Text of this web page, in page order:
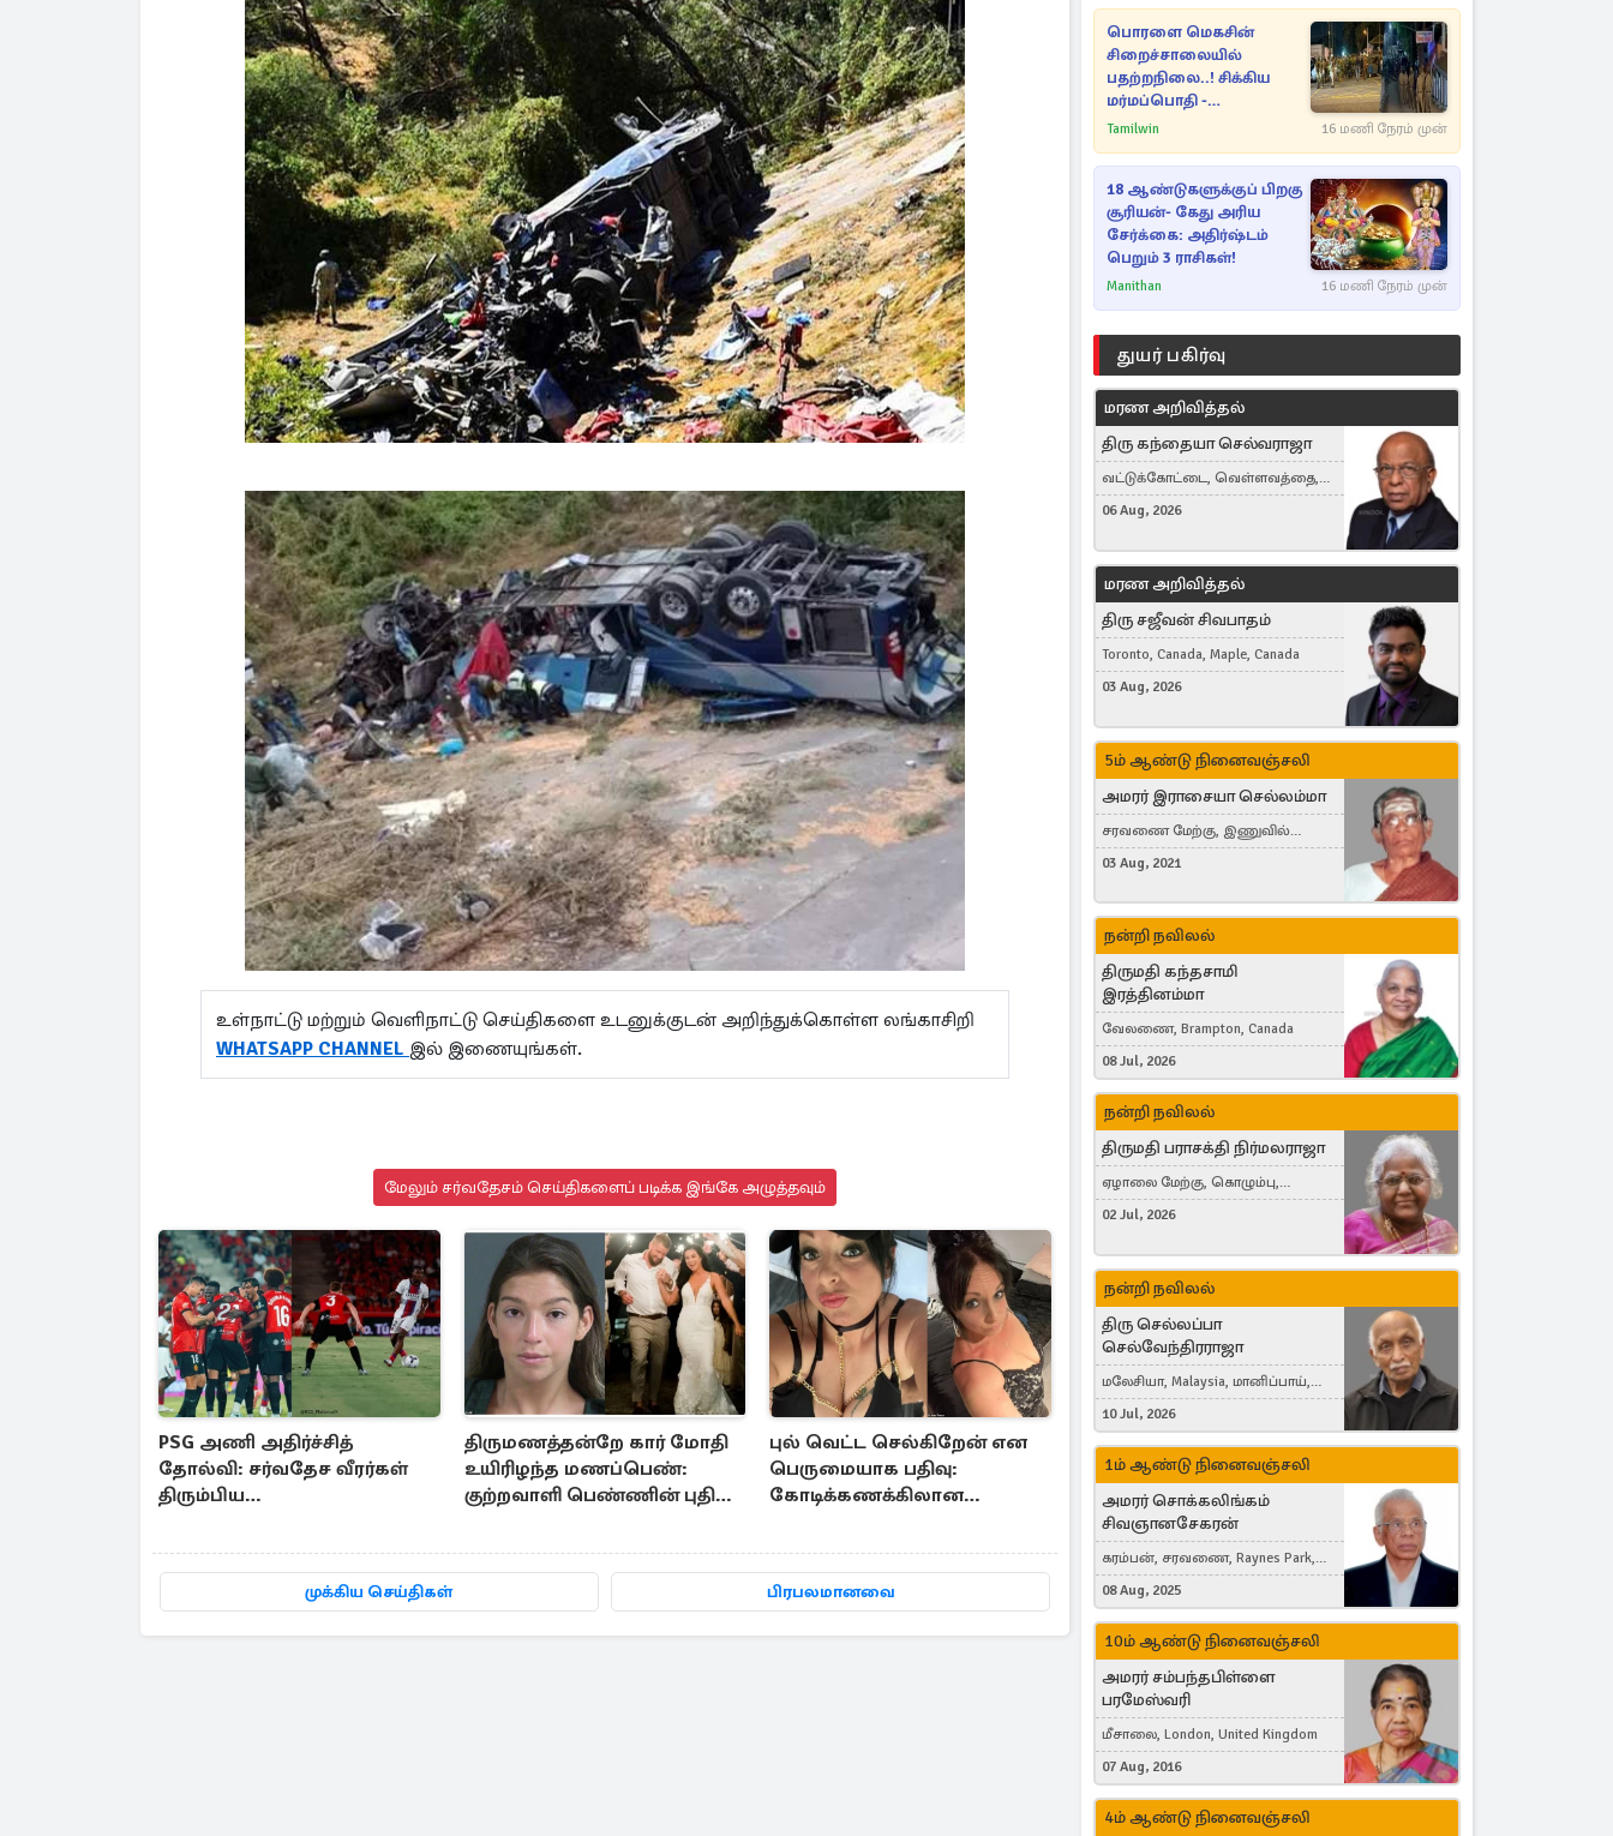
உள்நாட்டு மற்றும் வெளிநாட்டு செய்திகளை உடனுக்குடன் அறிந்துக்கொள்ள லங்காசிறி
WHATSAPP CHANNEL இல் இணையுங்கள்.
மேலும் சர்வதேசம் செய்திகளைப் படிக்க இங்கே அழுத்தவும்
PSG அணி அதிர்ச்சித்
தோல்வி: சர்வதேச வீரர்கள்
திரும்பிய
காரணம்
திருமணத்தன்றே கார் மோதி
உயிரிழந்த மணப்பெண்:
குற்றவாளி பெண்ணின் புதிய
புல் வெட்ட செல்கிறேன் என
பெருமையாக பதிவு:
கோடிக்கணக்கிலான
பிரித்தானிய பெண்
முக்கிய செய்திகள் பிரபலமானவை
பொரளை மெகசின்
சிறைச்சாலையில்
பதற்றநிலை..! சிக்கிய
மர்மப்பொதி -
பின்னணியில் வெளியான
Tamilwin 16 மணி நேரம் முன்
18 ஆண்டுகளுக்குப் பிறகு
சூரியன்- கேது அரிய
சேர்க்கை: அதிர்ஷ்டம்
பெறும் 3 ராசிகள்!
Manithan 16 மணி நேரம் முன்
துயர் பகிர்வு
மரண அறிவித்தல்
திரு கந்தையா செல்வராஜா
வட்டுக்கோட்டை, வெள்ளவத்தை,
Toronto, Canada
06 Aug, 2026
மரண அறிவித்தல்
திரு சஜீவன் சிவபாதம்
Toronto, Canada, Maple, Canada
03 Aug, 2026
5ம் ஆண்டு நினைவஞ்சலி
அமரர் இராசையா செல்லம்மா
சரவணை மேற்கு, இணுவில்
கிழக்கு
03 Aug, 2021
நன்றி நவிலல்
திருமதி கந்தசாமி
இரத்தினம்மா
வேலணை, Brampton, Canada
08 Jul, 2026
நன்றி நவிலல்
திருமதி பராசக்தி நிர்மலராஜா
ஏழாலை மேற்கு, கொழும்பு,
தங்காலை, London, United Kingdom
02 Jul, 2026
நன்றி நவிலல்
திரு செல்லப்பா
செல்வேந்திரராஜா
மலேசியா, Malaysia, மானிப்பாய்,
Duisburg, Germany, London, United
Kingdom
10 Jul, 2026
1ம் ஆண்டு நினைவஞ்சலி
அமரர் சொக்கலிங்கம்
சிவஞானசேகரன்
கரம்பன், சரவணை, Raynes Park,
London, United Kingdom
08 Aug, 2025
10ம் ஆண்டு நினைவஞ்சலி
அமரர் சம்பந்தபிள்ளை
பரமேஸ்வரி
மீசாலை, London, United Kingdom
07 Aug, 2016
4ம் ஆண்டு நினைவஞ்சலி